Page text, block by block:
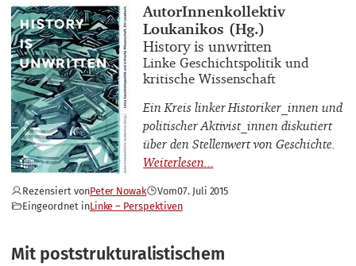
Buchautor_innen
AutorInnenkollektiv
Loukanikos (Hg.)
Buchtitel
History is unwritten
Buchuntertitel
Linke Geschichtspolitik und
kritische Wissenschaft
Ein Kreis linker Historiker_innen und
politischer Aktivist_innen diskutiert
über den Stellenwert von Geschichte.
Rezensiert vonPeter Nowak Vom07. Juli 2015
Eingeordnet inLinke – Perspektiven
Mit poststrukturalistischem